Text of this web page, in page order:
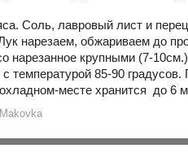
Соль, лавровый лист и перец
нарезаем, обжариваем до
нарезанное крупными (7-
температурой 85-90
месте хранится до 6